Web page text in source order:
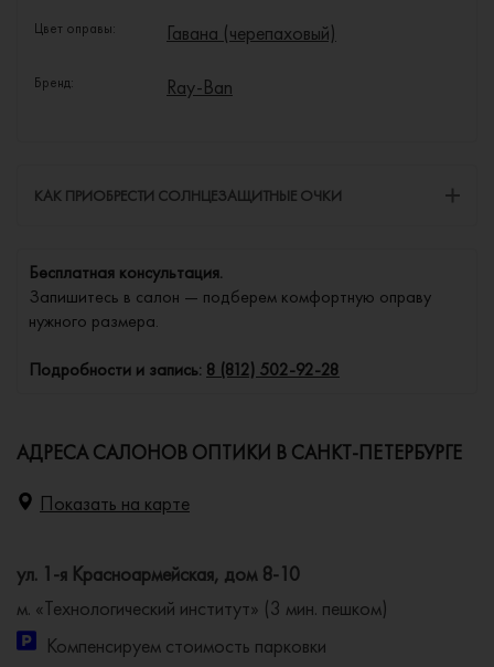
Цвет оправы: Гавана (черепаховый)
Бренд: Ray-Ban
КАК ПРИОБРЕСТИ СОЛНЦЕЗАЩИТНЫЕ ОЧКИ
Бесплатная консультация.
Запишитесь в салон — подберем комфортную оправу
нужного размера.
Подробности и запись: 8 (812) 502-92-28
АДРЕСА САЛОНОВ ОПТИКИ В САНКТ-ПЕТЕРБУРГЕ
Показать на карте
ул. 1-я Красноармейская, дом 8-10
м. «Технологический институт» (3 мин. пешком)
Компенсируем стоимость парковки